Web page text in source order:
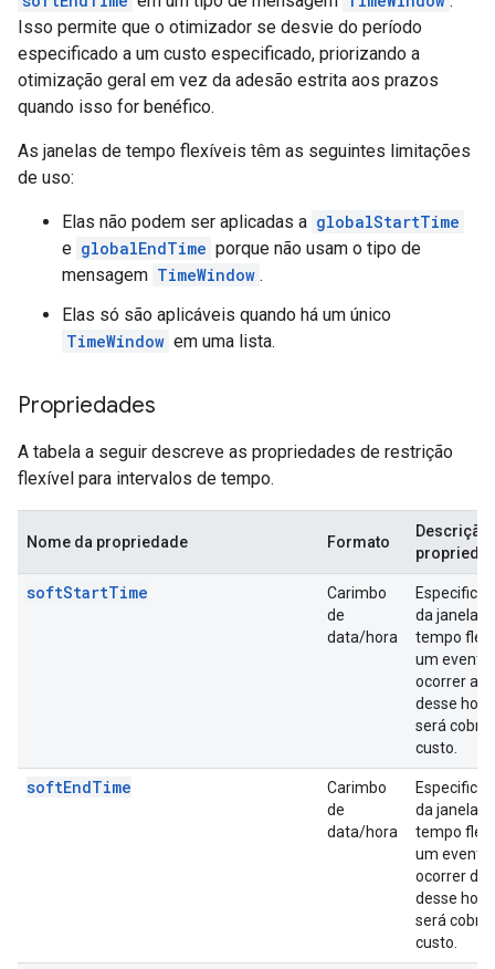
Isso permite que o otimizador se desvie do período
especificado a um custo especificado, priorizando a
otimização geral em vez da adesão estrita aos prazos
quando isso for benéfico.
As janelas de tempo flexíveis têm as seguintes limitações
de uso:
Elas não podem ser aplicadas a globalStartTime
e globalEndTime porque não usam o tipo de
mensagem TimeWindow .
Elas só são aplicáveis quando há um único
TimeWindow em uma lista.
Propriedades
A tabela a seguir descreve as propriedades de restrição
flexível para intervalos de tempo.
Nome da propriedade Formato
Descrição
softStartTime
Carimbo
de
data/hora
Especifica
da janela
tempo
um evento
ocorrer
desse
será
custo.
softEndTime
Carimbo
de
data/hora
Especifica
da janela
tempo
um evento
ocorrer
desse
será
custo.